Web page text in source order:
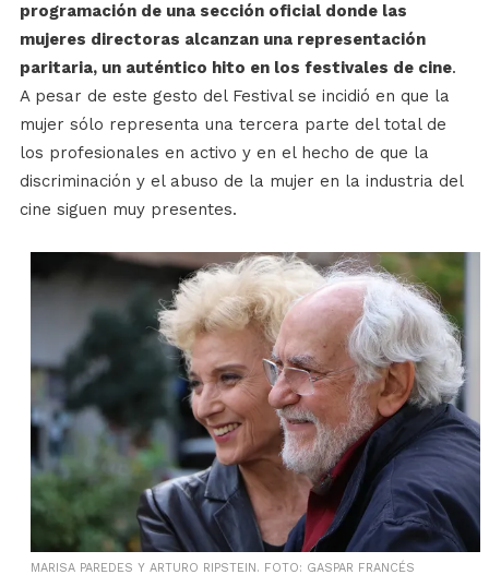
programación de una sección oficial donde las
mujeres directoras alcanzan una representación
paritaria, un auténtico hito en los festivales de cine.
A pesar de este gesto del Festival se incidió en que la
mujer sólo representa una tercera parte del total de
los profesionales en activo y en el hecho de que la
discriminación y el abuso de la mujer en la industria del
cine siguen muy presentes.
MARISA PAREDES Y ARTURO RIPSTEIN. FOTO: GASPAR FRANCÉS